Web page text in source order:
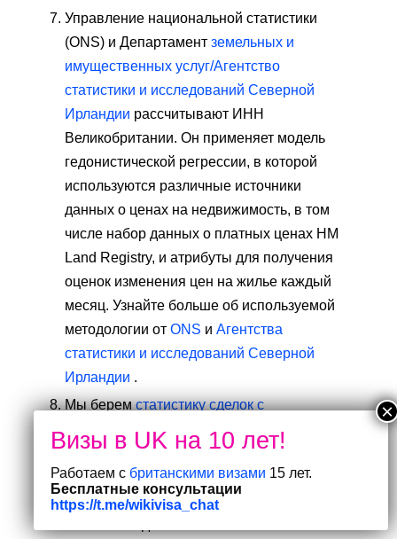
Управление национальной статистики
(ONS) и Департамент земельных и
имущественных услуг/Агентство
статистики и исследований Северной
Ирландии рассчитывают ИНН
Великобритании. Он применяет модель
гедонистической регрессии, в которой
используются различные источники
данных о ценах на недвижимость, в том
числе набор данных о платных ценах HM
Land Registry, и атрибуты для получения
оценок изменения цен на жилье каждый
месяц. Узнайте больше об используемой
методологии от ONS и Агентства
статистики и исследований Северной
Ирландии .
Мы беремстатистику сделок с
недвижимостью в Великобритании
ежемесячных оценок Налогово-
таможенной службы Великобритании
(HMRC) о количестве сделок с жилой и
Работаем с британскими визами 15 лет.
Бесплатные консультации
https://t.me/wikivisa_chat